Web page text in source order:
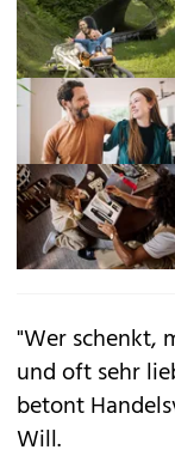
"Wer schenkt,
und oft sehr
betont
Will.